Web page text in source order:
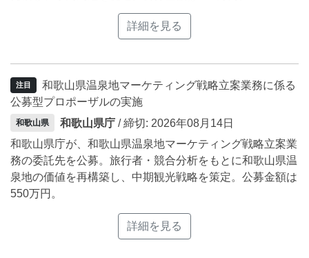
詳細を見る
注目
和歌山県温泉地マーケティング戦略立案業務に係る
公募型プロポーザルの実施
和歌山県 和歌山県庁 / 締切: 2026年08月14日
和歌山県庁が、和歌山県温泉地マーケティング戦略立案業
務の委託先を公募。旅行者・競合分析をもとに和歌山県温
泉地の価値を再構築し、中期観光戦略を策定。公募金額は
550万円。
詳細を見る